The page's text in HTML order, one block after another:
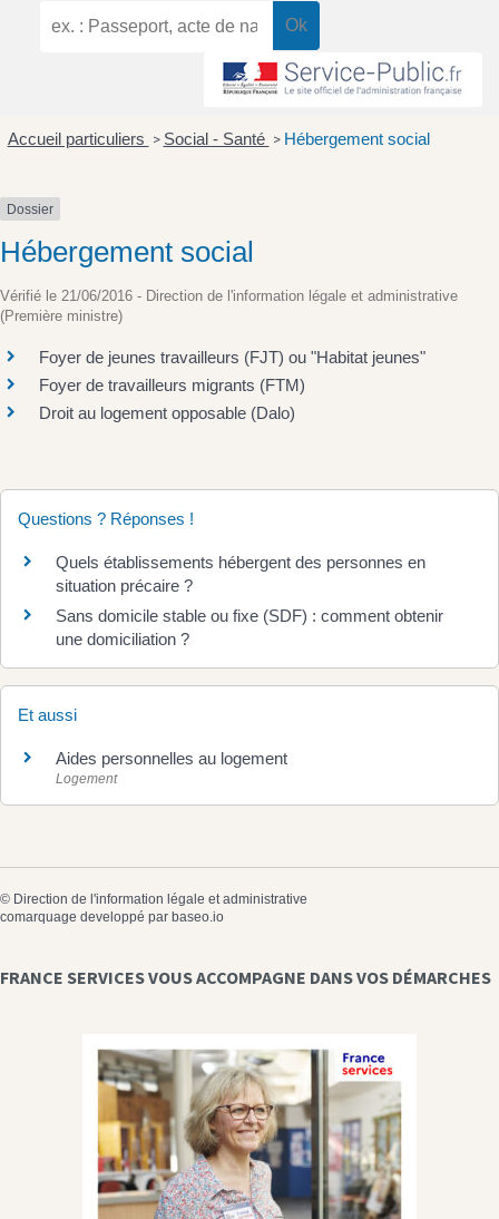
Accueil particuliers > Social - Santé > Hébergement social
Dossier
Hébergement social
Vérifié le 21/06/2016 - Direction de l'information légale et administrative
(Première ministre)
Foyer de jeunes travailleurs (FJT) ou "Habitat jeunes"
Foyer de travailleurs migrants (FTM)
Droit au logement opposable (Dalo)
Questions ? Réponses !
Quels établissements hébergent des personnes en
situation précaire ?
Sans domicile stable ou fixe (SDF) : comment obtenir
une domiciliation ?
Et aussi
Aides personnelles au logement
Logement
© Direction de l'information légale et administrative
comarquage developpé par baseo.io
FRANCE SERVICES VOUS ACCOMPAGNE DANS VOS DÉMARCHES